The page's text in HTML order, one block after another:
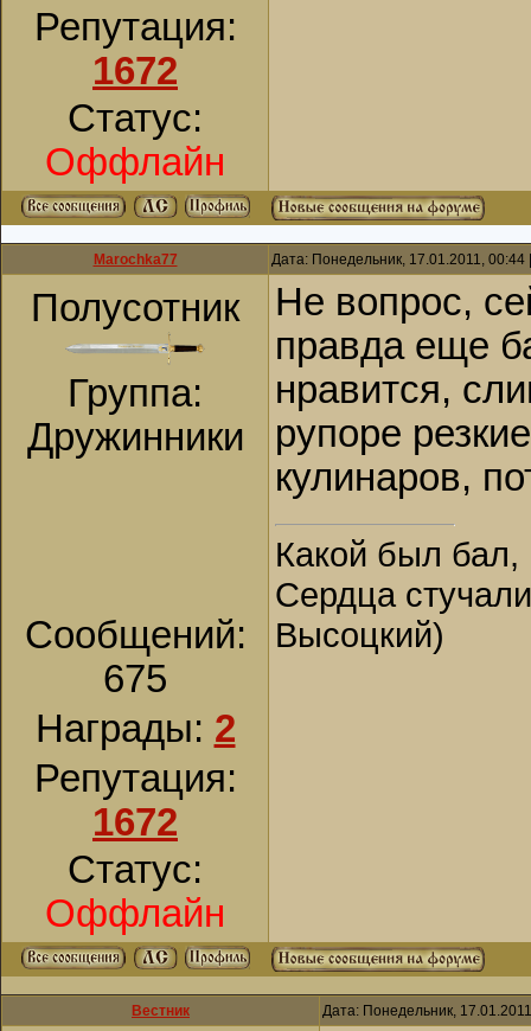
Репутация:
1672
Статус:
Оффлайн
Marochka77 Дата: Понедельник, 17.01.2011,
Полусотник
Группа:
Дружинники
Сообщений:
675
Награды: 2
Репутация:
1672
Статус:
Оффлайн
Не вопрос,
правда еще
нравится,
рупоре
кулинаров,
Какой был бал,
Сердца
Высоцкий)
Вестник Дата: Понедельник,